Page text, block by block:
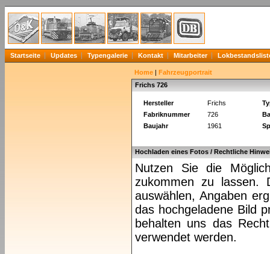
Startseite Updates Typengalerie Kontakt Mitarbeiter
Home | Fahrzeugportrait
Frichs 726
Hersteller Frichs
Fabriknummer
726
Baujahr
1961
Hochladen eines Fotos / Rechtliche
Nutzen Sie die
zukommen zu lassen.
auswählen, Angaben
das hochgeladene Bild
behalten uns das
verwendet werden.